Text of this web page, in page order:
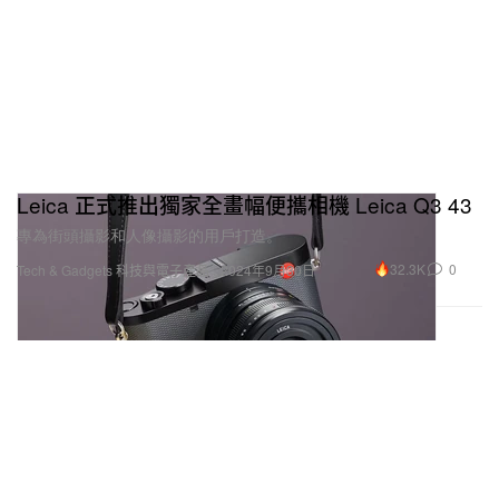
Tech & Gadgets 科技與電子產品
Leica 正式推出獨家全畫幅便攜相機 Leica Q3 43
專為街頭攝影和人像攝影的用戶打造。
2024年9月30日 32.3K 0